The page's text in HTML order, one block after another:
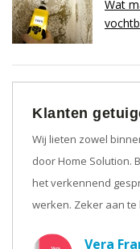
Wat
Klanten
Wij lieten zowel
door Home Solution.
het verkennend
werken. Zeker aan te
Vera